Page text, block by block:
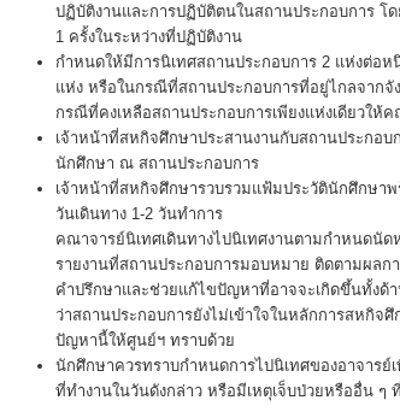
ปฏิบัติงานและการปฏิบัติตนในสถานประกอบการ โ
1 ครั้งในระหว่างที่ปฏิบัติงาน
กำหนดให้มีการนิเทศสถานประกอบการ 2 แห่งต่อ
แห่ง หรือในกรณีที่สถานประกอบการที่อยู่ไกลจากจั
กรณีที่คงเหลือสถานประกอบการเพียงแห่งเดียวให้
เจ้าหน้าที่สหกิจศึกษาประสานงานกับสถานประกอ
นักศึกษา ณ สถานประกอบการ
เจ้าหน้าที่สหกิจศึกษารวบรวมแฟ้มประวัตินักศึกษา
วันเดินทาง 1-2 วันทำการ
คณาจารย์นิเทศเดินทางไปนิเทศงานตามกำหนดนั
รายงานที่สถานประกอบการมอบหมาย ติดตามผลก
คำปรึกษาและช่วยแก้ไขปัญหาที่อาจจะเกิดขึ้นทั้งด้
ว่าสถานประกอบการยังไม่เข้าใจในหลักการสหกิจ
ปัญหานี้ให้ศูนย์ฯ ทราบด้วย
นักศึกษาควรทราบกำหนดการไปนิเทศของอาจาร
ที่ทำงานในวันดังกล่าว หรือมีเหตุเจ็บป่วยหรืออื่น